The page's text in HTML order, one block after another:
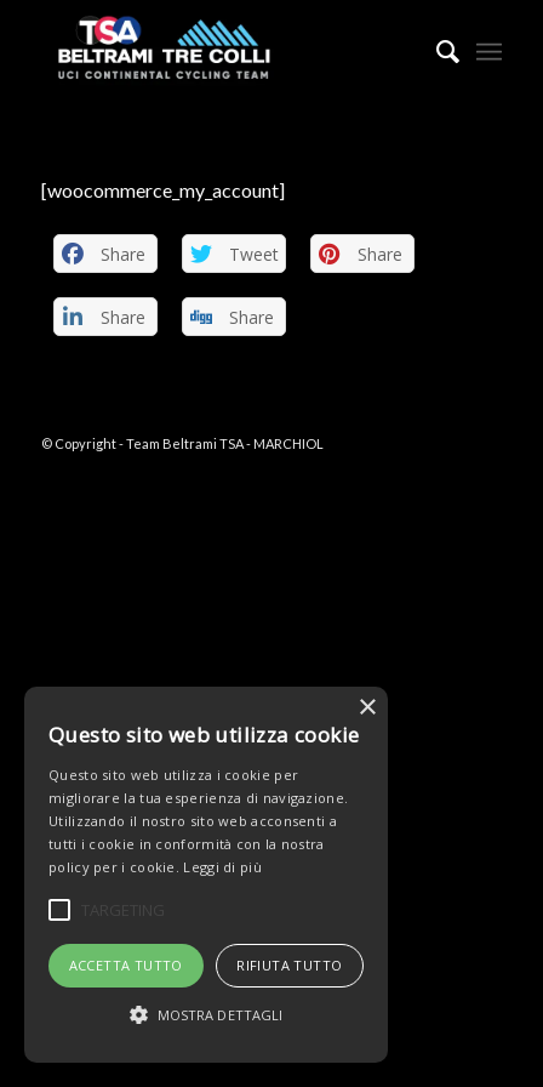
[woocommerce_my_account]
Share Tweet Share
Share Share
© Copyright - Team Beltrami TSA - MARCHIOL
×
Questo sito web utilizza cookie
Questo sito web utilizza i cookie per
migliorare la tua esperienza di navigazione.
Utilizzando il nostro sito web acconsenti a
tutti i cookie in conformità con la nostra
policy per i cookie. Leggi di più
TARGETING
ACCETTA TUTTO RIFIUTA TUTTO
MOSTRA DETTAGLI